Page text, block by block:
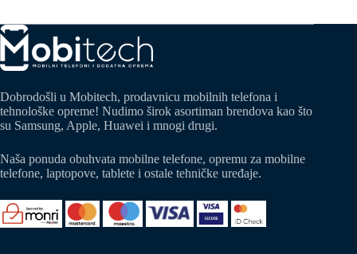
Dobrodošli u Mobitech, prodavnicu mobilnih telefona i
tehnološke opreme! Nudimo širok asortiman brendova kao što
su Samsung, Apple, Huawei i mnogi drugi.
Naša ponuda obuhvata mobilne telefone, opremu za mobilne
telefone, laptopove, tablete i ostale tehničke uređaje.